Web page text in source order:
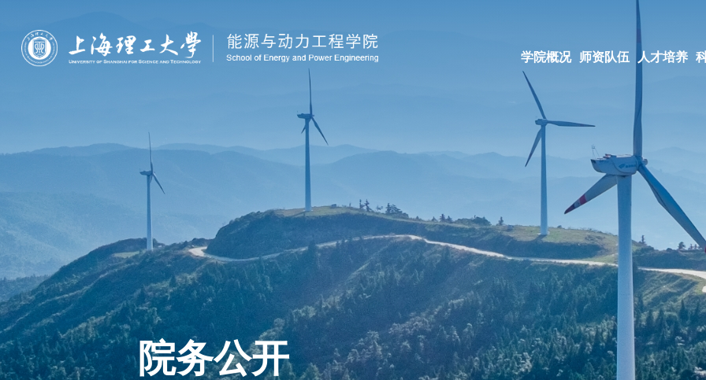
学院概况 师资队伍 人才培养
院务公开